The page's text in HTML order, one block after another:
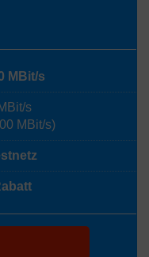
MBit/s
s
MBit/s)